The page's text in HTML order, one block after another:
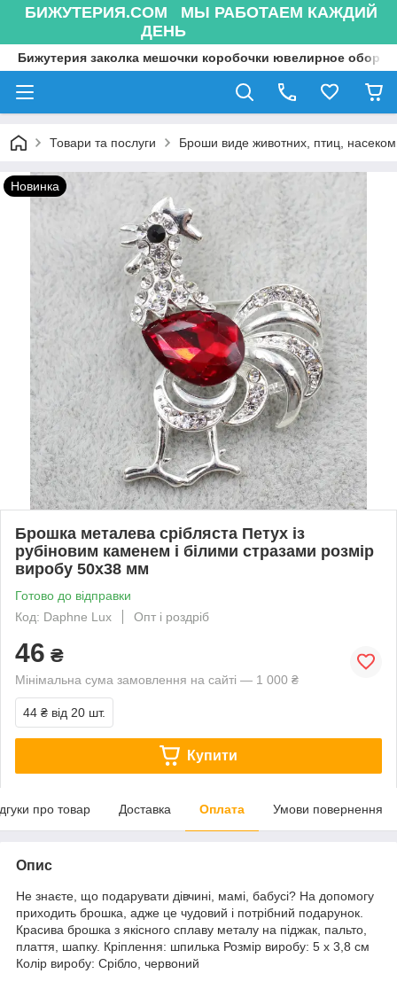
БИЖУТЕРИЯ.COM МЫ РАБОТАЕМ КАЖДИЙ
ДЕНЬ
Бижутерия заколка мешочки коробочки ювелирное
Товари та послуги Броши виде животних, птиц,
Новинка
Брошка металева срібляста Петух із
рубіновим каменем і білими стразами розмір
виробу 50х38 мм
Готово до відправки
Код: Daphne Lux
Опт і роздріб
46 ₴
Мінімальна сума замовлення на сайті — 1 000 ₴
44 ₴ від 20 шт.
Купити
про товар Доставка Оплата Умови повернення
Опис
Не знаєте, що подарувати дівчині, мамі, бабусі? На допомогу
приходить брошка, адже це чудовий і потрібний подарунок.
Красива брошка з якісного сплаву металу на піджак, пальто,
плаття, шапку. Кріплення: шпилька Розмір виробу: 5 х 3,8 см
Колір виробу: Срібло, червоний